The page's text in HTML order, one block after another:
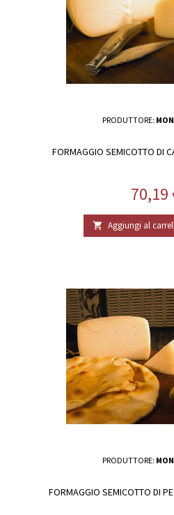
PRODUTTORE:
FORMAGGIO SEMICOTTO DI
70,19
 Aggiungi al
PRODUTTORE:
FORMAGGIO SEMICOTTO DI